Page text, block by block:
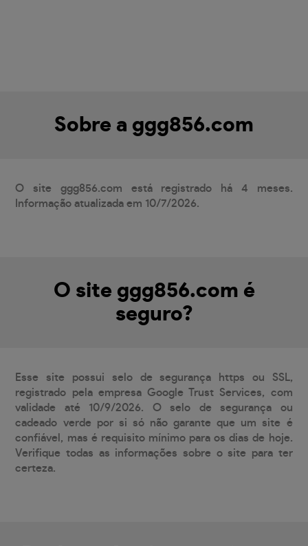
Sobre a ggg856.com
O site ggg856.com está registrado há 4 meses.
Informação atualizada em 10/7/2026.
O site ggg856.com é
seguro?
Esse site possui selo de segurança https ou SSL,
registrado pela empresa Google Trust Services, com
validade até 10/9/2026. O selo de segurança ou
cadeado verde por si só não garante que um site é
confiável, mas é requisito mínimo para os dias de hoje.
Verifique todas as informações sobre o site para ter
certeza.